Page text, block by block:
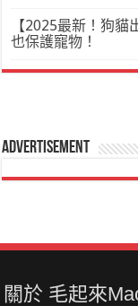
【2025最新！狗
也保護寵物！
Advertisement
關於 毛起來